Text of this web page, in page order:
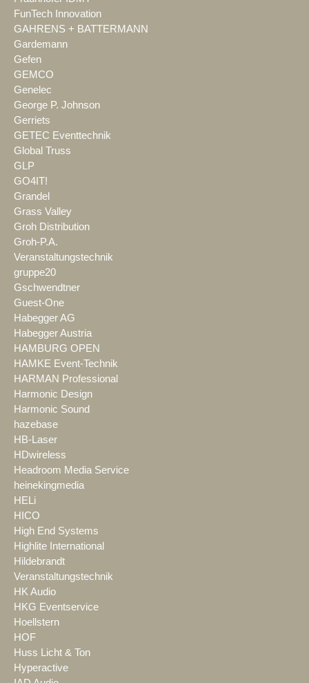
FunTech Innovation
GAHRENS + BATTERMANN
Gardemann
Gefen
GEMCO
Genelec
George P. Johnson
Gerriets
GETEC Eventtechnik
Global Truss
GLP
GO4IT!
Grandel
Grass Valley
Groh Distribution
Groh-P.A.
Veranstaltungstechnik
gruppe20
Gschwendtner
Guest-One
Habegger AG
Habegger Austria
HAMBURG OPEN
HAMKE Event-Technik
HARMAN Professional
Harmonic Design
Harmonic Sound
hazebase
HB-Laser
HDwireless
Headroom Media Service
heinekingmedia
HELi
HICO
High End Systems
Highlite International
Hildebrandt
Veranstaltungstechnik
HK Audio
HKG Eventservice
Hoellstern
HOF
Huss Licht & Ton
Hyperactive